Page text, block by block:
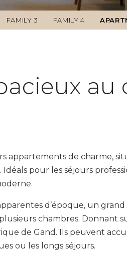
FAMILY 3 FAMILY 4
au
appartements de charme,
pour les séjours
d’époque, un grand
chambres. Donnant
de Gand. Ils peuvent
ou les longs séjours.